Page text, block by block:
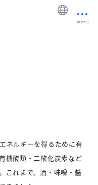
ネルギーを得るために有
機酸類・二酸化炭素など
これまで、酒・味噌・醤
menu